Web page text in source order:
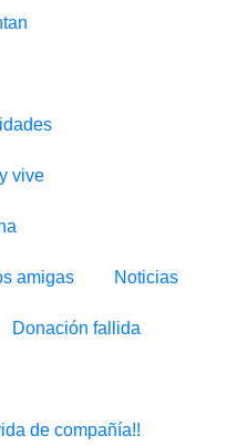
vive
amigas Noticias
Donación fallida
de compañía!!